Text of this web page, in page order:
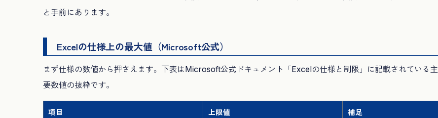
と手前にあります。
Excelの仕様上の最大値（Microsoft公式）
まず仕様の数値から押さえます。下表はMicrosoft公式ドキュメント「Excelの仕様と制限」に記載されている主
要数値の抜粋です。
項目 上限値 補足